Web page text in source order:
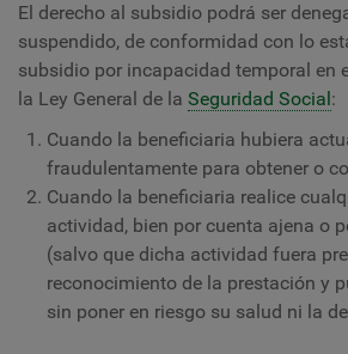
El derecho al subsidio podrá ser
suspendido, de conformidad con lo
subsidio por incapacidad temporal en
la Ley General de la Seguridad Social:
Cuando la beneficiaria hubiera
fraudulentamente para obtener o
Cuando la beneficiaria realice
actividad, bien por cuenta ajena o
(salvo que dicha actividad fuera
reconocimiento de la prestación y
sin poner en riesgo su salud ni la